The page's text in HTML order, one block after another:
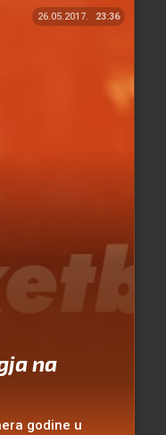
26.05.2017. 23:36
na
godine u